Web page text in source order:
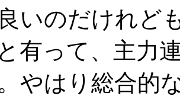
いのだけれど
有って、主力
やはり総合的